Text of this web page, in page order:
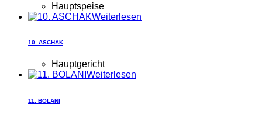
Hauptspeise
Weiterlesen
10. ASCHAK
Hauptgericht
Weiterlesen
11. BOLANI